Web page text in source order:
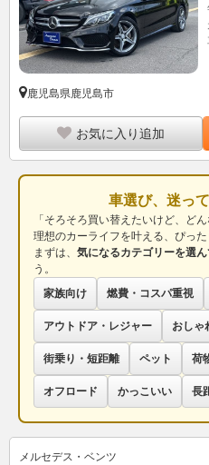
鹿児島県鹿児島市
お気に入り追加
車選び、迷っ
「そろそろ買い替えたいけど、ど
理想のカーライフを叶える、ぴっ
まずは、 気になるカテゴリーを選
う。
家族向け
燃費・コスパ重視
アウトドア・レジャー おしゃ
街乗り・短距離 ペット 荷
オフロード かっこいい 長
メルセデス・ベンツ